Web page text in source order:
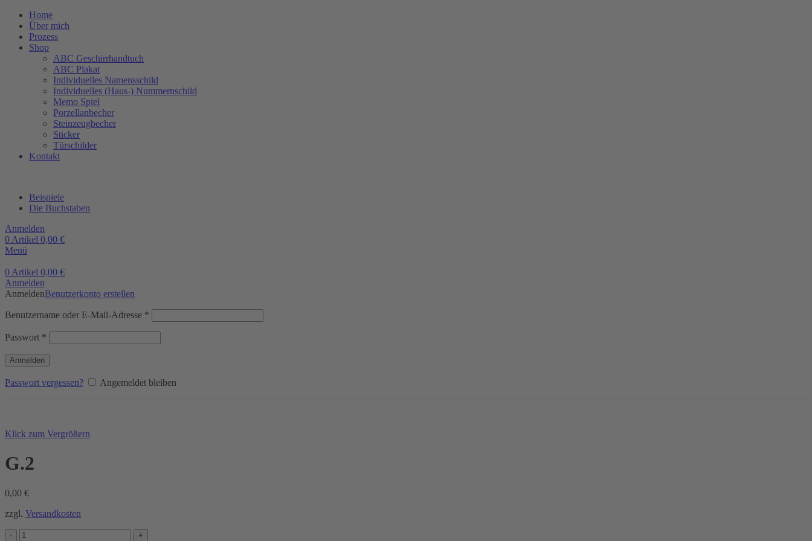
Home
Über mich
Prozess
Shop
ABC Geschirrhandtuch
ABC Plakat
Individuelles Namensschild
Individuelles (Haus-) Nummernschild
Memo Spiel
Porzellanbecher
Steinzeugbecher
Sticker
Türschilder
Kontakt
Beispiele
Die Buchstaben
Anmelden
0 Artikel 0,00 €
Menü
0 Artikel 0,00 €
Anmelden
AnmeldenBenutzerkonto erstellen
Benutzername oder E-Mail-Adresse *
Passwort *
Anmelden
Passwort vergessen? Angemeldet bleiben
Klick zum Vergrößern
G.2
0,00 €
zzgl. Versandkosten
G.2